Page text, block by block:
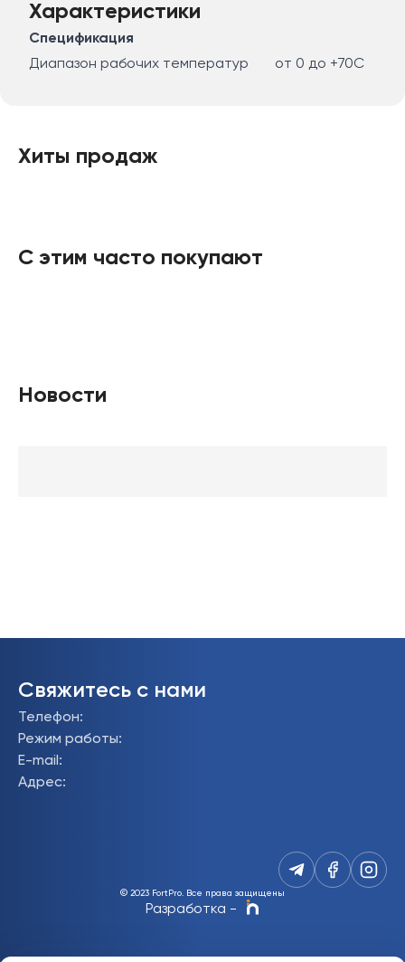
Характеристики
Спецификация
Диапазон рабочих температур
от 0 до +70C
Хиты продаж
С этим часто покупают
Новости
Свяжитесь с нами
Телефон:
Режим работы:
E-mail :
Адрес:
© 2023 FortPro. Все права защищены
Разработка -